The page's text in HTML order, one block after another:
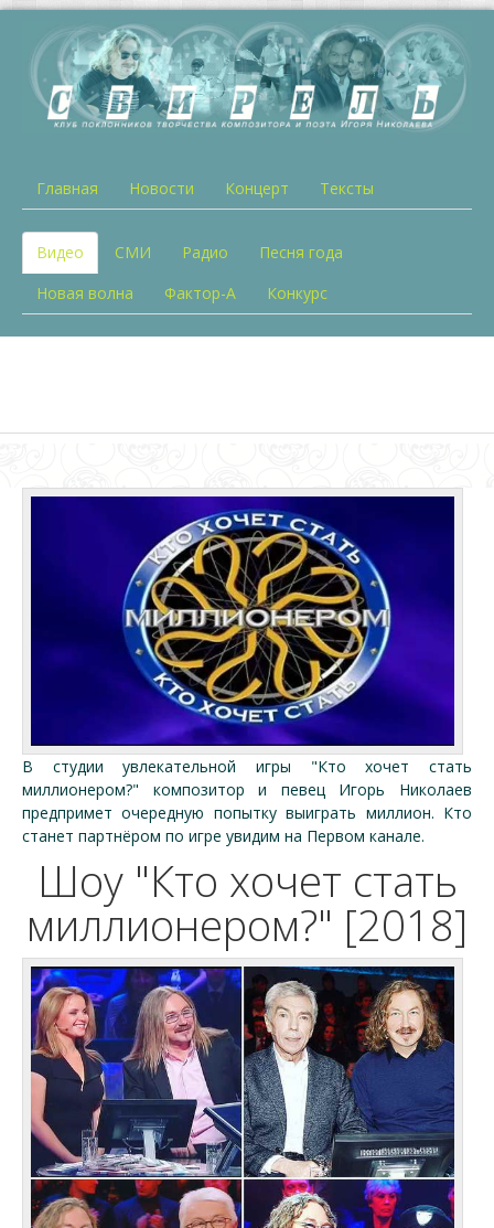
Главная Новости Концерт Тексты
Видео СМИ Радио
Песня года
Новая волна
Фактор-А Конкурс
В студии увлекательной игры "Кто хочет стать
миллионером?" композитор и певец Игорь Николаев
предпримет очередную попытку выиграть миллион. Кто
станет партнёром по игре увидим на Первом канале.
Шоу "Кто хочет стать
миллионером?" [2018]